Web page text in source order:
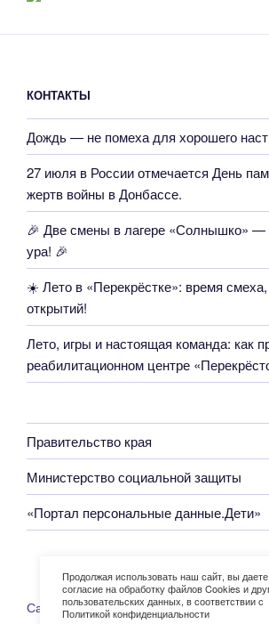
Продолжая использовать наш сайт, вы даете
согласие на обработку файлов Cookies и
пользовательских данных, в соответствии с
Политикой конфиденциальности
КОНТАКТЫ
Дождь — не помеха для хорошего
27 июля в России отмечается День
жертв войны в Донбассе.
🎉 Две смены в лагере «Солнышко» —
ура! 🎉
☀️ Лето в «Перекрёстке»: время
открытий!
Лето, игры и настоящая команда: как
реабилитационном центре
Правительство края
Министерство социальной защиты
«Портал персональные данные.Дети»
Сайт работает на WordPress